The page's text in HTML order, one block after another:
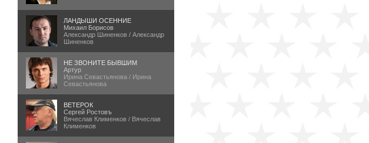
ЛАНДЫШИ ОСЕННИЕ
Михаил Борисов
Александр Шиненков / Александр
Шиненков
НЕ ЗВОНИТЕ БЫВШИМ
Артур
Ирина Севастьянова / Ирина
Севастьянова
ВЕТЕРОК
Сергей Ростовъ
Вячеслав Клименков / Вячеслав
Клименков